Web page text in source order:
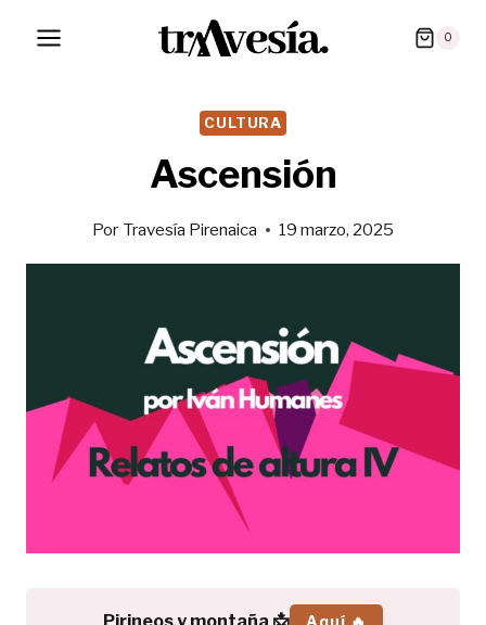
0
CULTURA
Ascensión
Por Travesía Pirenaica 19 marzo, 2025
Aquí 🔥